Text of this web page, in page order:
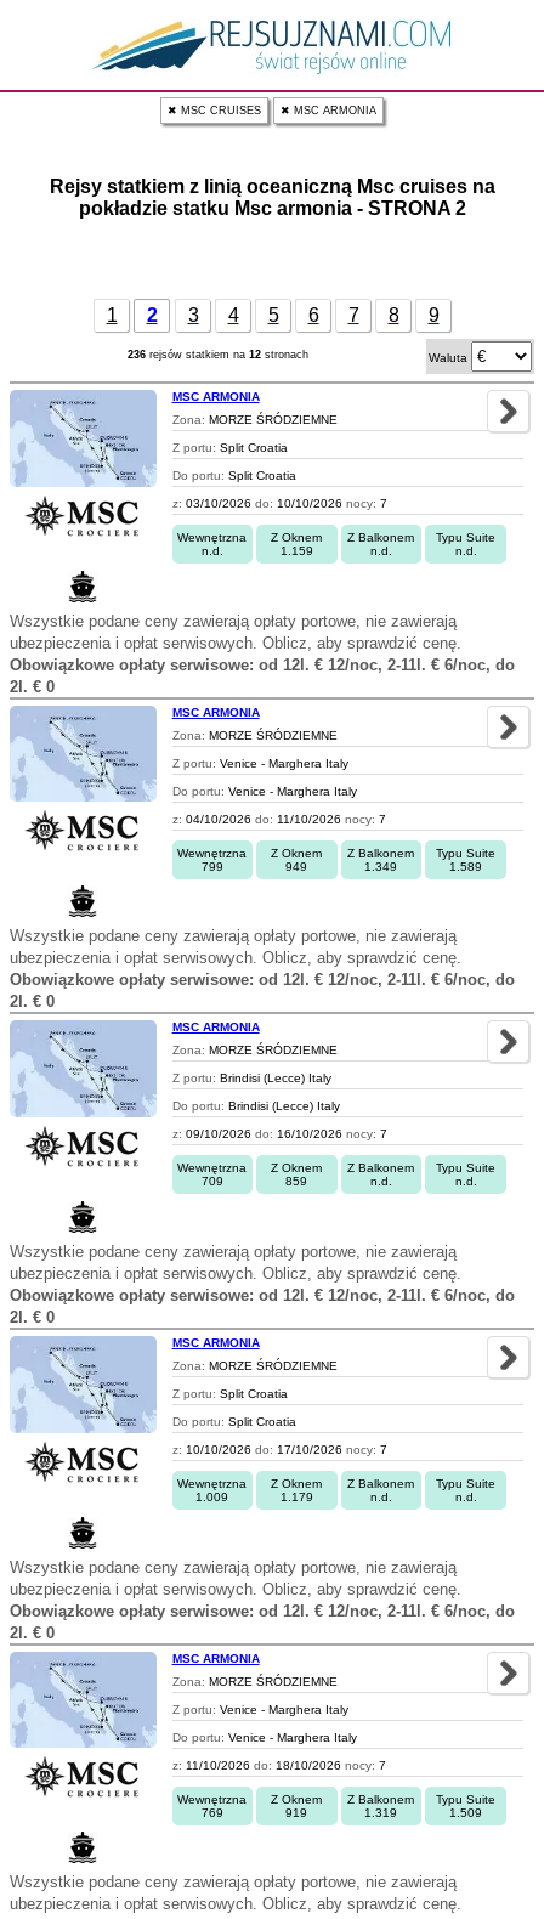
✖ MSC CRUISES ✖ MSC ARMONIA
Rejsy statkiem z linią oceaniczną Msc cruises na
pokładzie statku Msc armonia - STRONA 2
1 2 3 4 5 6 7 8 9
236 rejsów statkiem na 12 stronach Waluta
MSC ARMONIA
Zona: MORZE ŚRÓDZIEMNE
Z portu: Split Croatia
Do portu: Split Croatia
z: 03/10/2026 do: 10/10/2026 nocy: 7
Wewnętrzna
n.d.
Z Oknem
1.159
Z Balkonem
n.d.
Typu Suite
n.d.
Wszystkie podane ceny zawierają opłaty portowe, nie zawierają
ubezpieczenia i opłat serwisowych. Oblicz, aby sprawdzić cenę.
Obowiązkowe opłaty serwisowe: od 12l. € 12/noc, 2-11l. € 6/noc, do
2l. € 0
MSC ARMONIA
Zona: MORZE ŚRÓDZIEMNE
Z portu: Venice - Marghera Italy
Do portu: Venice - Marghera Italy
z: 04/10/2026 do: 11/10/2026 nocy: 7
Wewnętrzna
799
Z Oknem
949
Z Balkonem
1.349
Typu Suite
1.589
Wszystkie podane ceny zawierają opłaty portowe, nie zawierają
ubezpieczenia i opłat serwisowych. Oblicz, aby sprawdzić cenę.
Obowiązkowe opłaty serwisowe: od 12l. € 12/noc, 2-11l. € 6/noc, do
2l. € 0
MSC ARMONIA
Zona: MORZE ŚRÓDZIEMNE
Z portu: Brindisi (Lecce) Italy
Do portu: Brindisi (Lecce) Italy
z: 09/10/2026 do: 16/10/2026 nocy: 7
Wewnętrzna
709
Z Oknem
859
Z Balkonem
n.d.
Typu Suite
n.d.
Wszystkie podane ceny zawierają opłaty portowe, nie zawierają
ubezpieczenia i opłat serwisowych. Oblicz, aby sprawdzić cenę.
Obowiązkowe opłaty serwisowe: od 12l. € 12/noc, 2-11l. € 6/noc, do
2l. € 0
MSC ARMONIA
Zona: MORZE ŚRÓDZIEMNE
Z portu: Split Croatia
Do portu: Split Croatia
z: 10/10/2026 do: 17/10/2026 nocy: 7
Wewnętrzna
1.009
Z Oknem
1.179
Z Balkonem
n.d.
Typu Suite
n.d.
Wszystkie podane ceny zawierają opłaty portowe, nie zawierają
ubezpieczenia i opłat serwisowych. Oblicz, aby sprawdzić cenę.
Obowiązkowe opłaty serwisowe: od 12l. € 12/noc, 2-11l. € 6/noc, do
2l. € 0
MSC ARMONIA
Zona: MORZE ŚRÓDZIEMNE
Z portu: Venice - Marghera Italy
Do portu: Venice - Marghera Italy
z: 11/10/2026 do: 18/10/2026 nocy: 7
Wewnętrzna
769
Z Oknem
919
Z Balkonem
1.319
Typu Suite
1.509
Wszystkie podane ceny zawierają opłaty portowe, nie zawierają
ubezpieczenia i opłat serwisowych. Oblicz, aby sprawdzić cenę.